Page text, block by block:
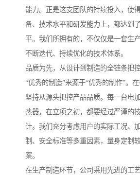
能力。正是这支团队的持续投入，使
备、技术水平和研发能力上，都达到
平。我们所拥有的，不仅仅是一套生
不断迭代、持续优化的技术体系。
品质为先，从设计到制造的全链条把
“优秀的制造”来源于“优秀的制作”。
坚持从源头把控产品品质。每一台电
热器，在立项之初，都要经过严谨的
计。我们充分考虑用户的实际工况、
制、安全标准等多重因素，量身定制
案。
在生产制造环节，公司采用先进的工